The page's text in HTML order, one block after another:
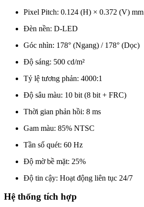
Pixel Pitch: 0.124 (H) × 0.372 (V) mm
Đèn nền: D-LED
Góc nhìn: 178° (Ngang) / 178° (Dọc)
Độ sáng: 500 cd/m²
Tỷ lệ tương phản: 4000:1
Độ sâu màu: 10 bit (8 bit + FRC)
Thời gian phản hồi: 8 ms
Gam màu: 85% NTSC
Tần số quét: 60 Hz
Độ mờ bề mặt: 25%
Độ tin cậy: Hoạt động liên tục 24/7
Hệ thống tích hợp